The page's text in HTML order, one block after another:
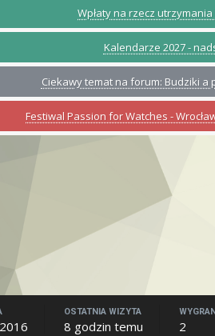
Wpłaty na rzecz
Kalendarze 2027 -
Ciekawy temat na forum: Budziki
Festiwal Passion for Watches -
OSTATNIA WIZYTA
8 godzin temu 2